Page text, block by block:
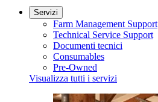
Servizi
Farm Management Support
Technical Service Support
Documenti tecnici
Consumables
Pre-Owned
Visualizza tutti i servizi